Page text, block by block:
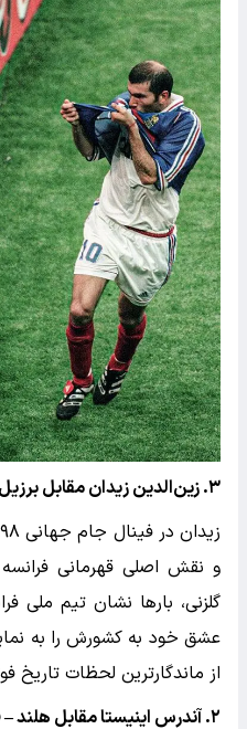
۳. زین‌الدین زیدان مقابل برزیل – فینال ۱۹۹۸
و نقش اصلی قهرمانی
گلزنی، بارها نشان تیم ملی
عشق خود به کشورش را به
از ماندگارترین لحظات تاریخ
۲. آندرس اینیستا مقابل هلند – فینال ۲۰۱۰